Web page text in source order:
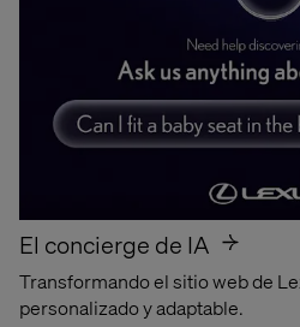
Informe:
El futuro
la
Estrategias de los fabricantes
desafíos
Movilidad: La voz de quienes
El concierge de IA
Transformando el sitio web de
personalizado y adaptable.